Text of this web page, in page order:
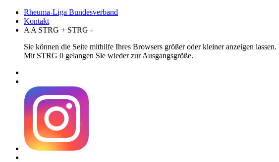
Rheuma-Liga Bundesverband
Kontakt
A A STRG + STRG -
Sie können die Seite mithilfe Ihres Browsers größer oder kleiner anzeigen
Mit STRG 0 gelangen Sie wieder zur Ausgangsgröße.